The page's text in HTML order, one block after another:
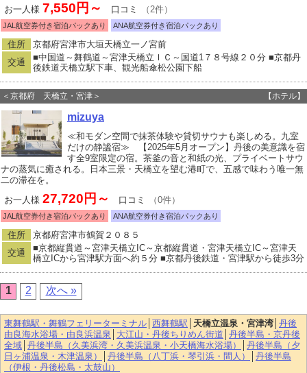
お一人様 7,550円～ 口コミ （2件）
JAL航空券付き宿泊パックあり ANA航空券付き宿泊パックあり
住所
京都府宮津市大垣天橋立一ノ宮前
交通
■中国道～舞鶴道～宮津天橋立ＩＣ～国道1７８号線２０分 ■京都丹
後鉄道天橋立駅下車、観光船傘松公園下船
＜京都府 天橋立・宮津＞ 【ホテル】
mizuya
≪和モダン空間で抹茶体験や貸切サウナも楽しめる。九室
だけの静謐宿≫ 【2025年5月オープン】丹後の美意識を宿
す全9室限定の宿。茶釜の音と和紙の光、プライベートサウ
ナの蒸気に癒される。日本三景・天橋立を望む港町で、五感で味わう唯一無
二の滞在を。
お一人様 27,720円～ 口コミ （0件）
JAL航空券付き宿泊パックあり ANA航空券付き宿泊パックあり
住所
京都府宮津市鶴賀２０８５
交通
■京都縦貫道～宮津天橋立IC～京都縦貫道・宮津天橋立IC～宮津天
橋立ICから宮津駅方面へ約５分 ■京都丹後鉄道・宮津駅から徒歩3分
1 2 次へ »
東舞鶴駅・舞鶴フェリーターミナル 西舞鶴駅 天橋立温泉・宮津湾 丹後
由良海水浴場・由良浜温泉
大江山・丹後ちりめん街道 丹後半島・京丹後
全域 丹後半島（久美浜湾・久美浜温泉・小天橋海水浴場）
丹後半島（夕
日ヶ浦温泉・木津温泉）
丹後半島（八丁浜・琴引浜・間人）
丹後半島
（伊根・丹後松島・太鼓山）